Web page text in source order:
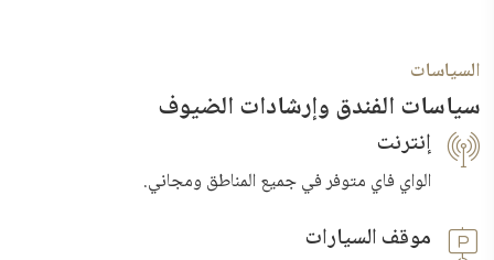
السياسات
سياسات الفندق وإرشادات الضيوف
إنترنت
الواي فاي متوفر في جميع المناطق ومجاني.
موقف السيارات